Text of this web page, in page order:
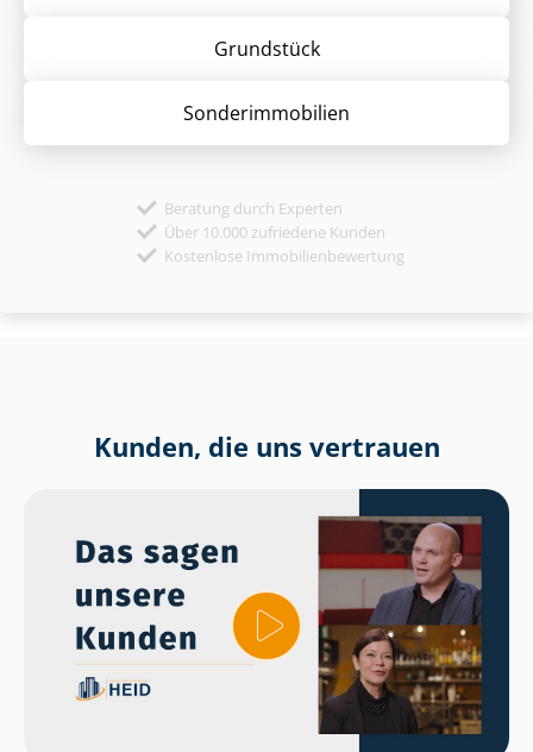
Grund­stück
Sonder­immobilien
Beratung durch Experten
Über 10.000 zufriedene Kunden
Kostenlose Immobilienbewertung
Kunden, die uns vertrauen